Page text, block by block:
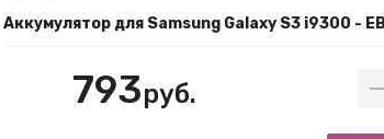
Аккумулятор для Samsung Galaxy S3 i9300 -
793руб.